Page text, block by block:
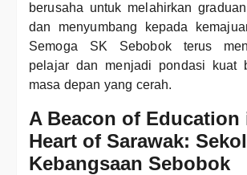
berusaha untuk melahirkan
dan menyumbang kepada
Semoga SK Sebobok terus
pelajar dan menjadi pondasi kuat
masa depan yang cerah.
A Beacon of Education
Heart of Sarawak:
Kebangsaan Sebobok